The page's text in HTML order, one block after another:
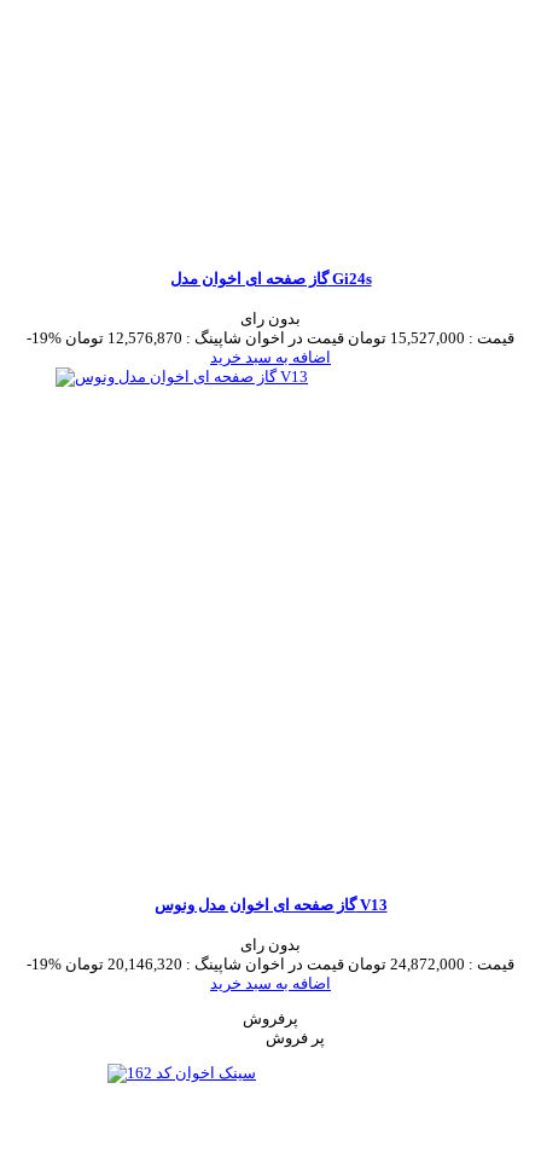
گاز صفحه ای اخوان مدل Gi24s
بدون رای
-19%
قیمت : 15,527,000 تومان قیمت در اخوان شاپینگ : 12,576,870 تومان
اضافه به سبد خرید
گاز صفحه ای اخوان مدل ونوس V13
بدون رای
-19%
قیمت : 24,872,000 تومان قیمت در اخوان شاپینگ : 20,146,320 تومان
اضافه به سبد خرید
پرفروش